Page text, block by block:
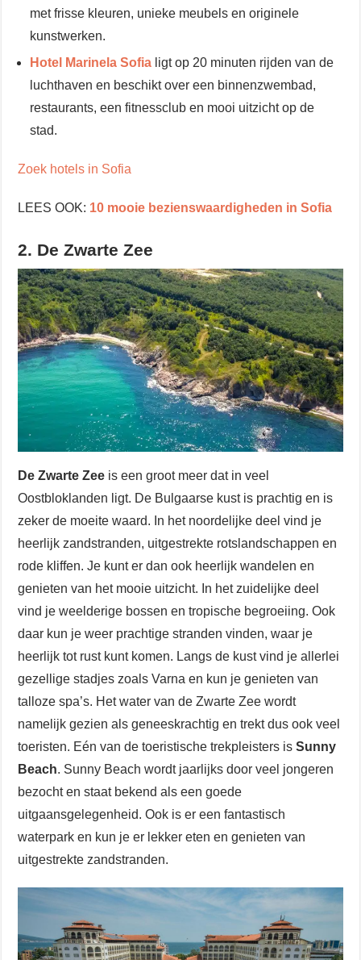
met frisse kleuren, unieke meubels en originele
kunstwerken.
Hotel Marinela Sofia ligt op 20 minuten rijden van de
luchthaven en beschikt over een binnenzwembad,
restaurants, een fitnessclub en mooi uitzicht op de
stad.
Zoek hotels in Sofia
LEES OOK: 10 mooie bezienswaardigheden in Sofia
2. De Zwarte Zee
De Zwarte Zee is een groot meer dat in veel
Oostbloklanden ligt. De Bulgaarse kust is prachtig en is
zeker de moeite waard. In het noordelijke deel vind je
heerlijk zandstranden, uitgestrekte rotslandschappen en
rode kliffen. Je kunt er dan ook heerlijk wandelen en
genieten van het mooie uitzicht. In het zuidelijke deel
vind je weelderige bossen en tropische begroeiing. Ook
daar kun je weer prachtige stranden vinden, waar je
heerlijk tot rust kunt komen. Langs de kust vind je allerlei
gezellige stadjes zoals Varna en kun je genieten van
talloze spa’s. Het water van de Zwarte Zee wordt
namelijk gezien als geneeskrachtig en trekt dus ook veel
toeristen. Eén van de toeristische trekpleisters isSunny
Beach. Sunny Beach wordt jaarlijks door veel jongeren
bezocht en staat bekend als een goede
uitgaansgelegenheid. Ook is er een fantastisch
waterpark en kun je er lekker eten en genieten van
uitgestrekte zandstranden.